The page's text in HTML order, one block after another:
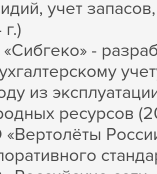
учет
-
из
ресурсов